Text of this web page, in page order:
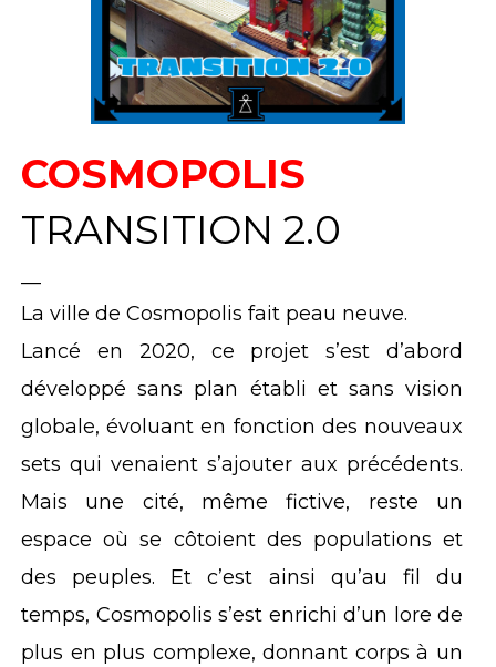
COSMOPOLIS
TRANSITION 2.0
La ville de Cosmopolis fait peau neuve.
Lancé en 2020, ce projet s’est d’abord
développé sans plan établi et sans vision
globale, évoluant en fonction des nouveaux
sets qui venaient s’ajouter aux précédents.
Mais une cité, même fictive, reste un
espace où se côtoient des populations et
des peuples. Et c’est ainsi qu’au fil du
temps, Cosmopolis s’est enrichi d’un lore de
plus en plus complexe, donnant corps à un